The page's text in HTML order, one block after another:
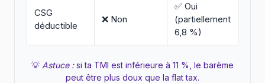
CSG
déductible
❌ Non
✅ Oui
(partiellement
6,8 %)
💡 Astuce :si ta TMI est inférieure à 11 %, le barème
peut être plus doux que la flat tax.